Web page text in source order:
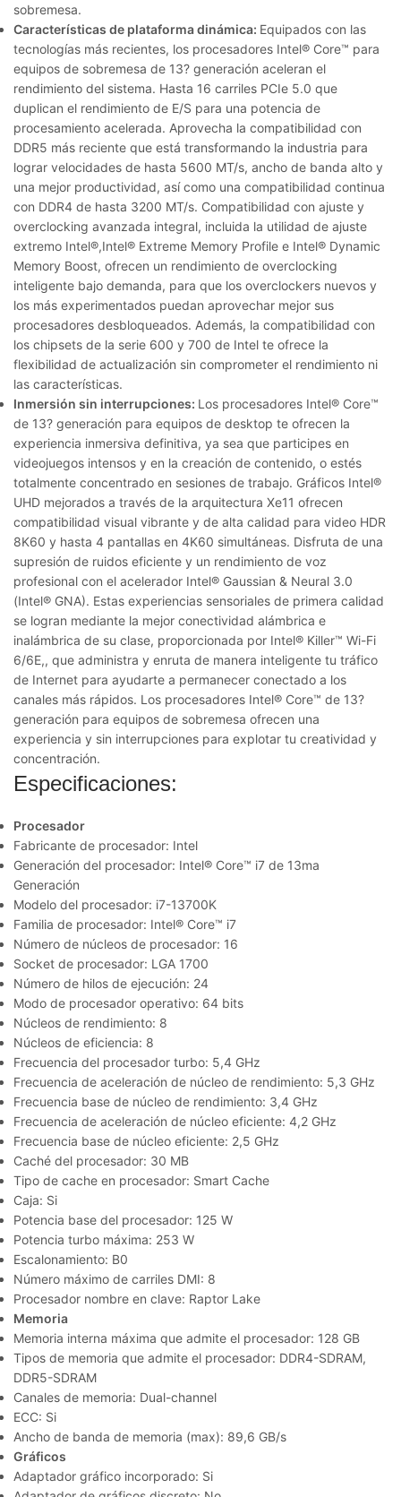
sobremesa.
Características de plataforma dinámica: Equipados con las
tecnologías más recientes, los procesadores Intel® Core™ para
equipos de sobremesa de 13? generación aceleran el
rendimiento del sistema. Hasta 16 carriles PCIe 5.0 que
duplican el rendimiento de E/S para una potencia de
procesamiento acelerada. Aprovecha la compatibilidad con
DDR5 más reciente que está transformando la industria para
lograr velocidades de hasta 5600 MT/s, ancho de banda alto y
una mejor productividad, así como una compatibilidad continua
con DDR4 de hasta 3200 MT/s. Compatibilidad con ajuste y
overclocking avanzada integral, incluida la utilidad de ajuste
extremo Intel®,Intel® Extreme Memory Profile e Intel® Dynamic
Memory Boost, ofrecen un rendimiento de overclocking
inteligente bajo demanda, para que los overclockers nuevos y
los más experimentados puedan aprovechar mejor sus
procesadores desbloqueados. Además, la compatibilidad con
los chipsets de la serie 600 y 700 de Intel te ofrece la
flexibilidad de actualización sin comprometer el rendimiento ni
las características.
Inmersión sin interrupciones: Los procesadores Intel® Core™
de 13? generación para equipos de desktop te ofrecen la
experiencia inmersiva definitiva, ya sea que participes en
videojuegos intensos y en la creación de contenido, o estés
totalmente concentrado en sesiones de trabajo. Gráficos Intel®
UHD mejorados a través de la arquitectura Xe11 ofrecen
compatibilidad visual vibrante y de alta calidad para video HDR
8K60 y hasta 4 pantallas en 4K60 simultáneas. Disfruta de una
supresión de ruidos eficiente y un rendimiento de voz
profesional con el acelerador Intel® Gaussian & Neural 3.0
(Intel® GNA). Estas experiencias sensoriales de primera calidad
se logran mediante la mejor conectividad alámbrica e
inalámbrica de su clase, proporcionada por Intel® Killer™ Wi-Fi
6/6E,, que administra y enruta de manera inteligente tu tráfico
de Internet para ayudarte a permanecer conectado a los
canales más rápidos. Los procesadores Intel® Core™ de 13?
generación para equipos de sobremesa ofrecen una
experiencia y sin interrupciones para explotar tu creatividad y
concentración.
Especificaciones:
Procesador
Fabricante de procesador: Intel
Generación del procesador: Intel® Core™ i7 de 13ma
Generación
Modelo del procesador: i7-13700K
Familia de procesador: Intel® Core™ i7
Número de núcleos de procesador: 16
Socket de procesador: LGA 1700
Número de hilos de ejecución: 24
Modo de procesador operativo: 64 bits
Núcleos de rendimiento: 8
Núcleos de eficiencia: 8
Frecuencia del procesador turbo: 5,4 GHz
Frecuencia de aceleración de núcleo de rendimiento: 5,3 GHz
Frecuencia base de núcleo de rendimiento: 3,4 GHz
Frecuencia de aceleración de núcleo eficiente: 4,2 GHz
Frecuencia base de núcleo eficiente: 2,5 GHz
Caché del procesador: 30 MB
Tipo de cache en procesador: Smart Cache
Caja: Si
Potencia base del procesador: 125 W
Potencia turbo máxima: 253 W
Escalonamiento: B0
Número máximo de carriles DMI: 8
Procesador nombre en clave: Raptor Lake
Memoria
Memoria interna máxima que admite el procesador: 128 GB
Tipos de memoria que admite el procesador: DDR4-SDRAM,
DDR5-SDRAM
Canales de memoria: Dual-channel
ECC: Si
Ancho de banda de memoria (max): 89,6 GB/s
Gráficos
Adaptador gráfico incorporado: Si